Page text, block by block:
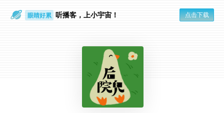
眼睛好累 听播客，上小宇宙！ 点击下载